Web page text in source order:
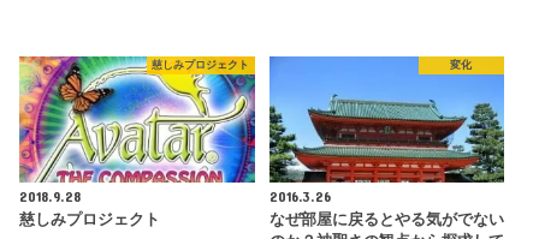
慈しみプロジェクト
2018.9.28
慈しみプロジェクト
変化
2016.3.26
なぜ部屋に戻るとやる気がでない